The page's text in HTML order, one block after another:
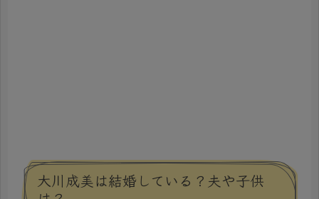
大川成美は結婚している？夫や子供